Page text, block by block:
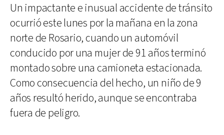
Un impactante e inusual accidente de tránsito
ocurrió este lunes por la mañana en la zona
norte de Rosario, cuando un automóvil
conducido por una mujer de 91 años terminó
montado sobre una camioneta estacionada.
Como consecuencia del hecho, un niño de 9
años resultó herido, aunque se encontraba
fuera de peligro.